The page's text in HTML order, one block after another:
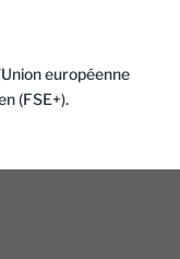
européenne
(FSE+).